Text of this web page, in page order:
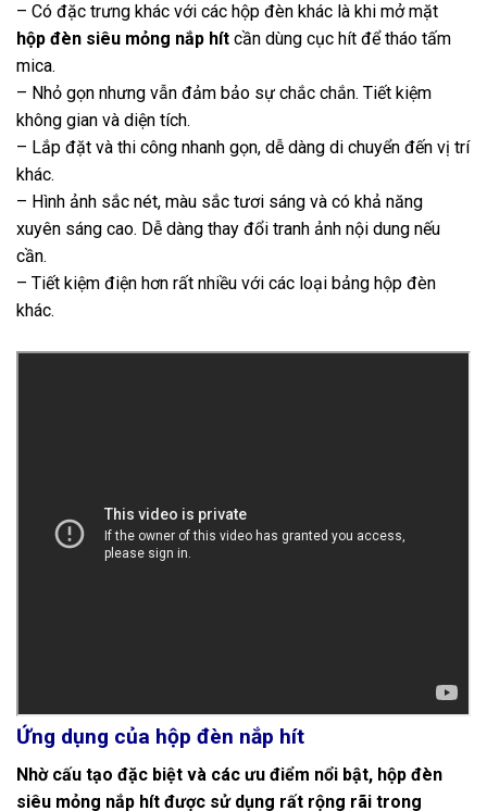
– Có đặc trưng khác với các hộp đèn khác là khi mở mặt
hộp đèn siêu mỏng nắp hít cần dùng cục hít để tháo tấm
mica.
– Nhỏ gọn nhưng vẫn đảm bảo sự chắc chắn. Tiết kiệm
không gian và diện tích.
– Lắp đặt và thi công nhanh gọn, dễ dàng di chuyển đến vị trí
khác.
– Hình ảnh sắc nét, màu sắc tươi sáng và có khả năng
xuyên sáng cao. Dễ dàng thay đổi tranh ảnh nội dung nếu
cần.
– Tiết kiệm điện hơn rất nhiều với các loại bảng hộp đèn
khác.
Ứng dụng của hộp đèn nắp hít
Nhờ cấu tạo đặc biệt và các ưu điểm nổi bật, hộp đèn
siêu mỏng nắp hít được sử dụng rất rộng rãi trong